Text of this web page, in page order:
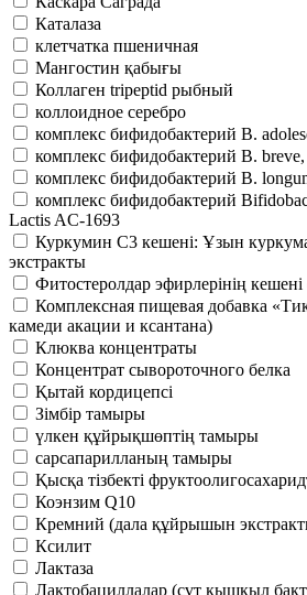
Каталаза
клетчатка пшеничная
Мангостин қабығы
Коллаген tripeptid рыбный
коллоидное серебро
комплекс бифидобактерий B.
комплекс бифидобактерий B.
комплекс бифидобактерий B.
комплекс бифидобактерий
Lactis AC-1693
Куркумин С3 кешені: Ұзын
экстракты
Фитостеролдар эфирлерінің
Комплексная пищевая добавка
камеди акации и ксантана)
Клюква концентраты
Концентрат сывороточного белка
Қытай кордицепсі
Зімбір тамыры
үлкен құйрықшөптің тамыры
сарсапарилланың тамыры
Қысқа тізбекті
Коэнзим Q10
Кремний (дала құйрышын
Ксилит
Лактаза
Лактобациллалар (сүт қышқыл